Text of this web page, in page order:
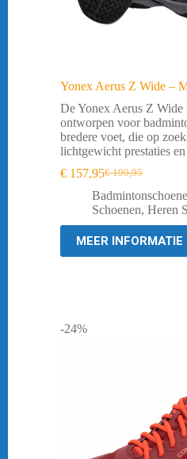
Yonex Aerus Z Wide –
De Yonex Aerus Z Wide
ontworpen voor
bredere voet, die op
lichtgewicht prestaties
€199,95
Oorspronkelijke
prijs
was:
€ 157,95Huidige
prijs
is:
Schoenen, Heren
MEER INFORMATIE
-24%